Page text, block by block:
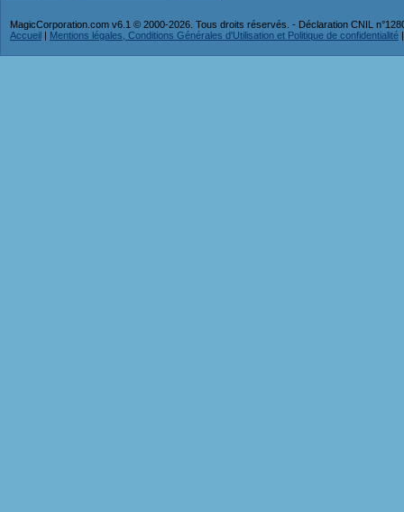
MagicCorporation.com v6.1 © 2000-2026. Tous droits réservés. - Déclaration CNIL
Accueil | Mentions légales, Conditions Générales d'Utilisation et Politique de confidentialité